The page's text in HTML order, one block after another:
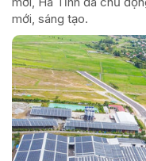
mới, sáng tạo.